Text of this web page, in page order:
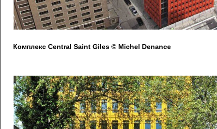
Комплекс Central Saint Giles © Michel Denance